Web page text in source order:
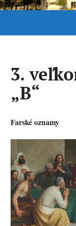
3.
„B“
Farské oznamy